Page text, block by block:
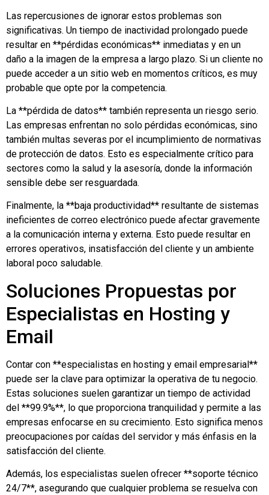
Las repercusiones de ignorar estos problemas son
significativas. Un tiempo de inactividad prolongado puede
resultar en **pérdidas económicas** inmediatas y en un
daño a la imagen de la empresa a largo plazo. Si un cliente no
puede acceder a un sitio web en momentos críticos, es muy
probable que opte por la competencia.
La **pérdida de datos** también representa un riesgo serio.
Las empresas enfrentan no solo pérdidas económicas, sino
también multas severas por el incumplimiento de normativas
de protección de datos. Esto es especialmente crítico para
sectores como la salud y la asesoría, donde la información
sensible debe ser resguardada.
Finalmente, la **baja productividad** resultante de sistemas
ineficientes de correo electrónico puede afectar gravemente
a la comunicación interna y externa. Esto puede resultar en
errores operativos, insatisfacción del cliente y un ambiente
laboral poco saludable.
Soluciones Propuestas por
Especialistas en Hosting y
Email
Contar con **especialistas en hosting y email empresarial**
puede ser la clave para optimizar la operativa de tu negocio.
Estas soluciones suelen garantizar un tiempo de actividad
del **99.9%**, lo que proporciona tranquilidad y permite a las
empresas enfocarse en su crecimiento. Esto significa menos
preocupaciones por caídas del servidor y más énfasis en la
satisfacción del cliente.
Además, los especialistas suelen ofrecer **soporte técnico
24/7**, asegurando que cualquier problema se resuelva con